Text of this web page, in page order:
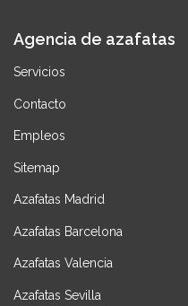
Agencia de azafatas
Servicios
Contacto
Empleos
Sitemap
Azafatas Madrid
Azafatas Barcelona
Azafatas Valencia
Azafatas Sevilla